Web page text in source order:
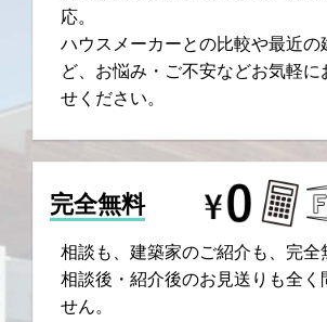
応。
ハウスメーカーとの比較や最近の
ど、お悩み・ご不安などお気軽に
せください。
完全無料
相談も、建築家のご紹介も、完全
相談後・紹介後のお見送りも全く
せん。